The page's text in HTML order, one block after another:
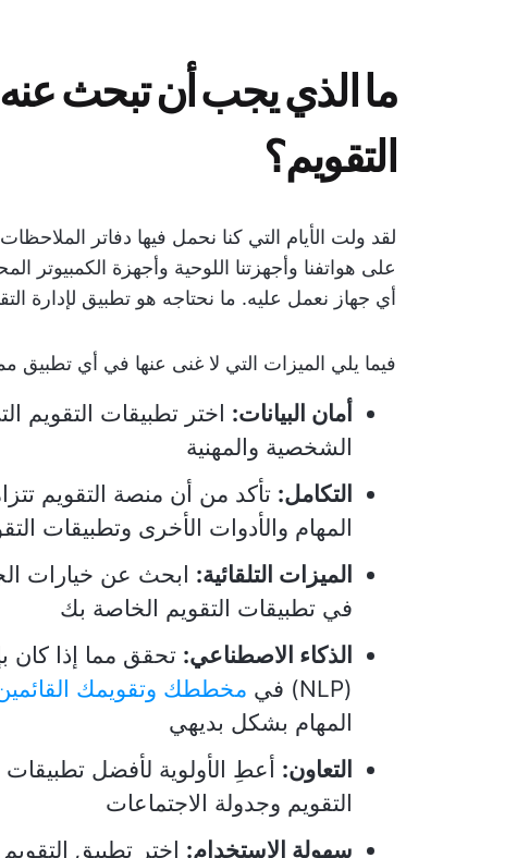
ما الذي يجب أن تبحث
التقويم؟
لقد ولت الأيام التي كنا نحمل فيها دفاتر الملاحظات
على هواتفنا وأجهزتنا اللوحية وأجهزة
أي جهاز نعمل عليه. ما نحتاجه هو تطبيق لإدارة
فيما يلي الميزات التي لا غنى عنها في أي تطبيق
أمان البيانات: اختر تطبيقات التقويم
الشخصية والمهنية
التكامل: تأكد من أن منصة التقويم
المهام والأدوات الأخرى وتطبيقات
الميزات التلقائية: ابحث عن خيارات
في تطبيقات التقويم الخاصة بك
الذكاء الاصطناعي: تحقق مما إذا كان
(NLP) في
مخططك وتقويمك
المهام بشكل بديهي
التعاون: أعطِ الأولوية لأفضل
التقويم وجدولة الاجتماعات
سهولة الاستخدام: اختر تطبيق